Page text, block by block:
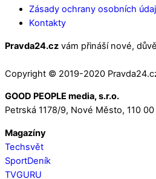
Zásady ochrany osobních
Kontakty
Pravda24.cz vám přináší nové,
Copyright © 2019-2020
GOOD PEOPLE media, s.r.o.
Petrská 1178/9, Nové Město, 110 00
Magazíny
Techsvět
SportDeník
TVGURU